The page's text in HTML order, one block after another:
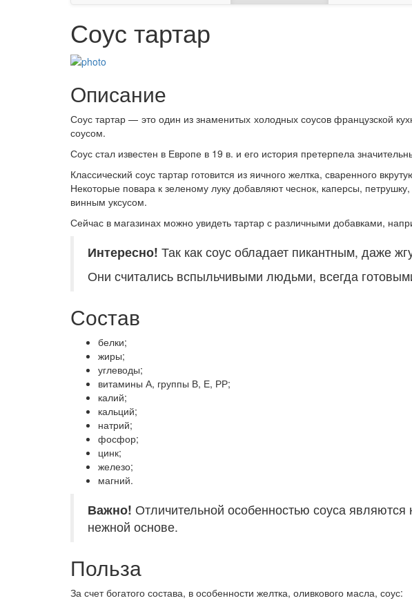
Соус тартар
Описание
Соус тартар — это один из знаменитых холодных соусов французской
соусом.
Соус стал известен в Европе в 19 в. и его история претерпела
Классический соус тартар готовится из яичного желтка, сваренного
Некоторые повара к зеленому луку добавляют чеснок, каперсы,
винным уксусом.
Сейчас в магазинах можно увидеть тартар с различными добавками,
Интересно! Так как соус обладает пикантным, даже
Они считались вспыльчивыми людьми, всегда
Состав
белки;
жиры;
углеводы;
витамины А, группы В, Е, РР;
калий;
кальций;
натрий;
фосфор;
цинк;
железо;
магний.
Важно! Отличительной особенностью соуса
нежной основе.
Польза
За счет богатого состава, в особенности желтка, оливкового масла, соус: